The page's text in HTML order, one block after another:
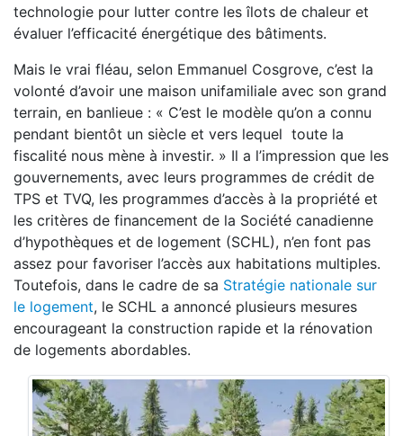
technologie pour lutter contre les îlots de chaleur et
évaluer l’efficacité énergétique des bâtiments.
Mais le vrai fléau, selon Emmanuel Cosgrove, c’est la
volonté d’avoir une maison unifamiliale avec son grand
terrain, en banlieue : « C’est le modèle qu’on a connu
pendant bientôt un siècle et vers lequel toute la
fiscalité nous mène à investir. » Il a l’impression que les
gouvernements, avec leurs programmes de crédit de
TPS et TVQ, les programmes d’accès à la propriété et
les critères de financement de la Société canadienne
d’hypothèques et de logement (SCHL), n’en font pas
assez pour favoriser l’accès aux habitations multiples.
Toutefois, dans le cadre de sa Stratégie nationale sur
le logement, le SCHL a annoncé plusieurs mesures
encourageant la construction rapide et la rénovation
de logements abordables.